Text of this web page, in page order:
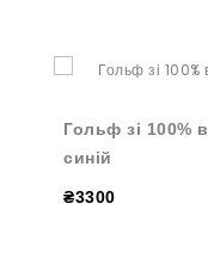
Гольф зі 100%
синій
₴3300